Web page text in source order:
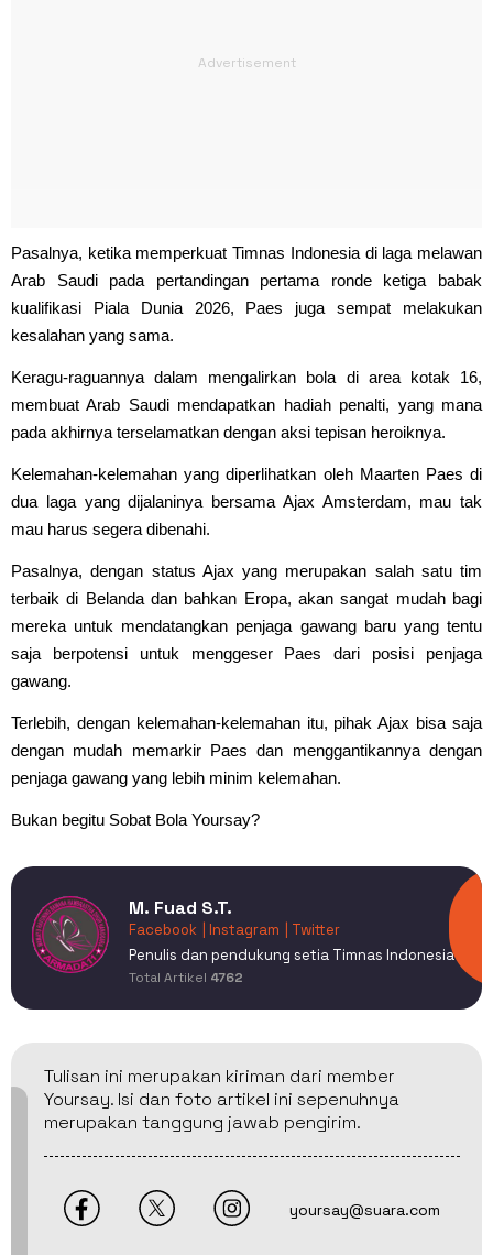
Pasalnya, ketika memperkuat Timnas Indonesia di laga melawan
Arab Saudi pada pertandingan pertama ronde ketiga babak
kualifikasi Piala Dunia 2026, Paes juga sempat melakukan
kesalahan yang sama.
Keragu-raguannya dalam mengalirkan bola di area kotak 16,
membuat Arab Saudi mendapatkan hadiah penalti, yang mana
pada akhirnya terselamatkan dengan aksi tepisan heroiknya.
Kelemahan-kelemahan yang diperlihatkan oleh Maarten Paes di
dua laga yang dijalaninya bersama Ajax Amsterdam, mau tak
mau harus segera dibenahi.
Pasalnya, dengan status Ajax yang merupakan salah satu tim
terbaik di Belanda dan bahkan Eropa, akan sangat mudah bagi
mereka untuk mendatangkan penjaga gawang baru yang tentu
saja berpotensi untuk menggeser Paes dari posisi penjaga
gawang.
Terlebih, dengan kelemahan-kelemahan itu, pihak Ajax bisa saja
dengan mudah memarkir Paes dan menggantikannya dengan
penjaga gawang yang lebih minim kelemahan.
Bukan begitu Sobat Bola Yoursay?
M. Fuad S.T.
Facebook | Instagram
| Twitter
Penulis dan pendukung setia Timnas Indonesia
Total Artikel 4762
Tulisan ini merupakan kiriman dari member
Yoursay. Isi dan foto artikel ini sepenuhnya
merupakan tanggung jawab pengirim.
yoursay@suara.com